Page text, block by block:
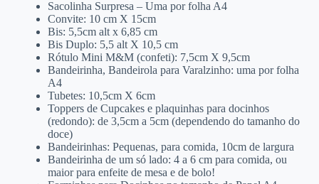
Sacolinha Surpresa – Uma por folha A4
Convite: 10 cm X 15cm
Bis: 5,5cm alt x 6,85 cm
Bis Duplo: 5,5 alt X 10,5 cm
Rótulo Mini M&M (confeti): 7,5cm X 9,5cm
Bandeirinha, Bandeirola para Varalzinho: uma por folha
A4
Tubetes: 10,5cm X 6cm
Toppers de Cupcakes e plaquinhas para docinhos
(redondo): de 3,5cm a 5cm (dependendo do tamanho do
doce)
Bandeirinhas: Pequenas, para comida, 10cm de largura
Bandeirinha de um só lado: 4 a 6 cm para comida, ou
maior para enfeite de mesa e de bolo!